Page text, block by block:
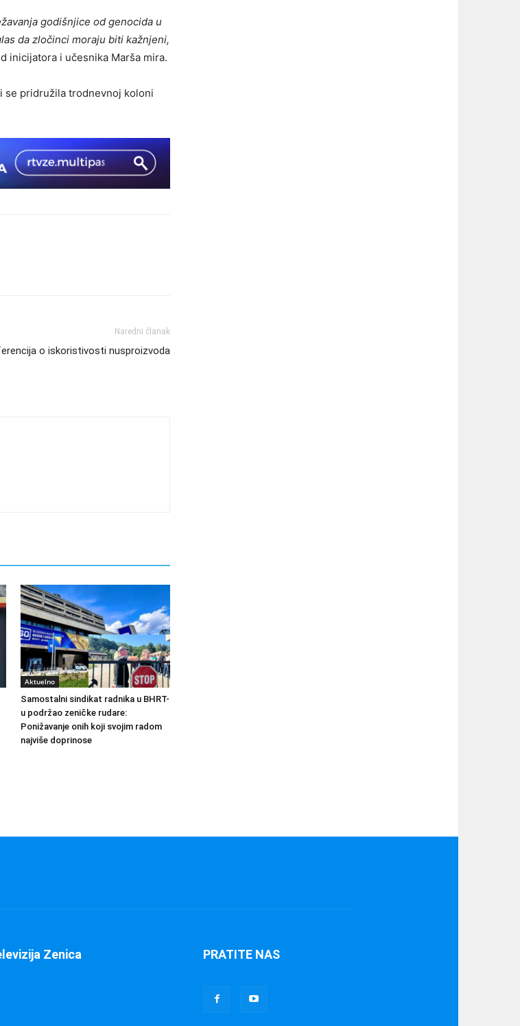
godišnjice od genocida u
da zločinci moraju biti kažnjeni,
inicijatora i učesnika Marša mira.
se pridružila trodnevnoj koloni
Naredni članak
o iskoristivosti nusproizvoda
Aktuelno
Samostalni sindikat radnika u BHRT-
u podržao zeničke rudare:
Ponižavanje onih koji svojim radom
najviše doprinose
Zenica PRATITE NAS